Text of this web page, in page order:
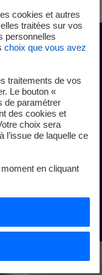
?
et économies,
quelques clics,
vos besoins de
recharge, et
cookies et autres
traitées sur vos
personnelles
choix que vous avez
traitements de vos
Le bouton «
de paramétrer
des cookies et
choix sera
l’issue de laquelle ce
en cliquant